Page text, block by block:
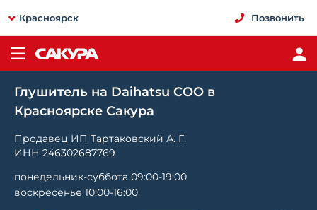
Красноярск Позвонить
Глушитель на Daihatsu COO в
Красноярске Сакура
Продавец ИП Тартаковский А. Г.
ИНН 246302687769
понедельник-суббота 09:00-19:00
воскресенье 10:00-16:00